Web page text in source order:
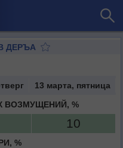
ДЕРЪА
13 марта, пятница
ВОЗМУЩЕНИЙ, %
10
%